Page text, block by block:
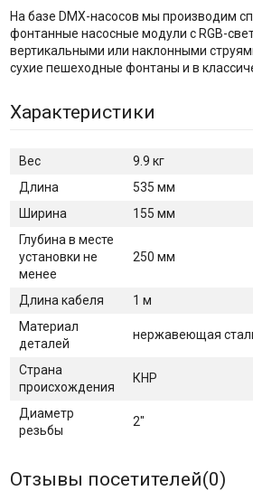
На базе DMX-насосов мы производим
фонтанные насосные модули с RGB-
вертикальными или наклонными
сухие пешеходные фонтаны и в
Характеристики
Вес
9.9 кг
Длина
535 мм
Ширина
155 мм
Глубина в месте
установки не
менее
250 мм
Длина кабеля
1 м
Материал
деталей
нержавеющая
Страна
происхождения
КНР
Диаметр
резьбы
2"
Отзывы посетителей(0)